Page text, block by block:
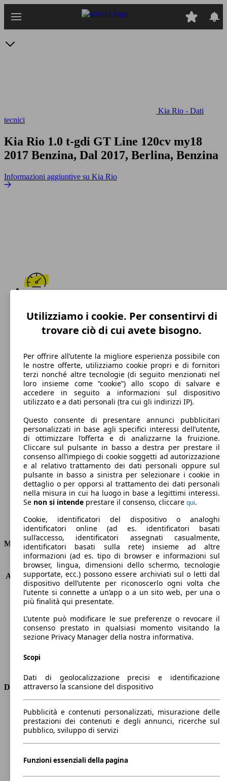
Kia Rio - Dati
tecnici
Kia Rio 1.0 t-gdi GT Line 120cv my18
2017 Benzina, Dal 2017, Berlina, Benzina
Informazioni aggiuntive su Kia Rio
Benzina
Carburante
114 g/km
Emissioni di CO2 (combinato)*
Ø 5.0 l/100km
Consumi
Motore e Prestazioni
KW (PS)
88 kW (120 PS)
Accelerazione (0-100 km/h) 10.2s
Velocità massima (km/h)
190 km/h
Numero di marce
6
Cilindrata
998 ccm
Carburante
Benzina
Trasmissione
Dimensioni
Lunghezza
4070 mm
Altezza
1450 mm
Larghezza
1730 mm
Passo
2580 mm
Carico massimo
-
Porte
5
Utilizziamo i cookie. Per consentirvi di
trovare ciò di cui avete bisogno.
Per offrire all’utente la migliore esperienza possibile con
le nostre offerte, utilizziamo cookie propri e di fornitori
terzi nonché altre tecnologie (di seguito menzionati nel
loro insieme come “cookie”) allo scopo di salvare e
accedere in seguito a informazioni sul dispositivo
utilizzato e a dati personali (tra cui gli indirizzi IP).
Questo consente di presentare annunci pubblicitari
personalizzati in base agli specifici interessi dell’utente,
di ottimizzare l’offerta e di analizzarne la fruizione.
Cliccare sul pulsante in basso a destra per prestare il
consenso all’impiego di cookie soggetti ad autorizzazione
e al relativo trattamento dei dati personali oppure sul
pulsante in basso a sinistra per selezionare i cookie in
dettaglio o per opporsi al trattamento dei dati personali
nella misura in cui ha luogo in base a legittimi interessi.
Se non si intende prestare il consenso, cliccare qui.
Cookie, identificatori del dispositivo o analoghi
identificatori online (ad es. identificatori basati
sull’accesso, identificatori assegnati casualmente,
identificatori basati sulla rete) insieme ad altre
informazioni (ad es. tipo di browser e informazioni sul
browser, lingua, dimensioni dello schermo, tecnologie
supportate, ecc.) possono essere archiviati sul o letti dal
dispositivo dell’utente per riconoscerlo ogni volta che
l’utente si connette a un’app o a un sito web, per una o
più finalità qui presentate.
L’utente può modificare le sue preferenze o revocare il
consenso prestato in qualsiasi momento visitando la
sezione Privacy Manager della nostra informativa.
Scopi
Dati di geolocalizzazione precisi e identificazione
attraverso la scansione del dispositivo
Pubblicità e contenuti personalizzati, misurazione delle
prestazioni dei contenuti e degli annunci, ricerche sul
pubblico, sviluppo di servizi
Funzioni essenziali della pagina